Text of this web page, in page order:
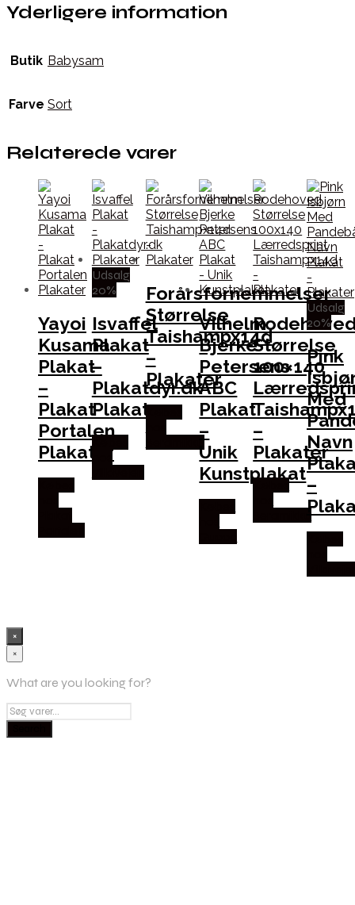
Yderligere information
Butik Babysam
Farve Sort
Relaterede varer
Yayoi
Kusama
Plakat
–
Plakat
Portalen
Plakater
Udsalg
20%
Isvaffel
Plakat
–
Plakatdyr.dk
Plakater
Købes
hos
Forårsfornemmelser
Størrelse
Taishampx14d
–
Plakater
Købes
Vilhelm
Bjerke
Petersens
ABC
Plakat
–
Unik
Kunstplakat
Størrelse
100×140
–
Plakater
Købes
Seramikku
Udsalg
20%
Pink
Med
Navn
–
×
×
What are you looking for?